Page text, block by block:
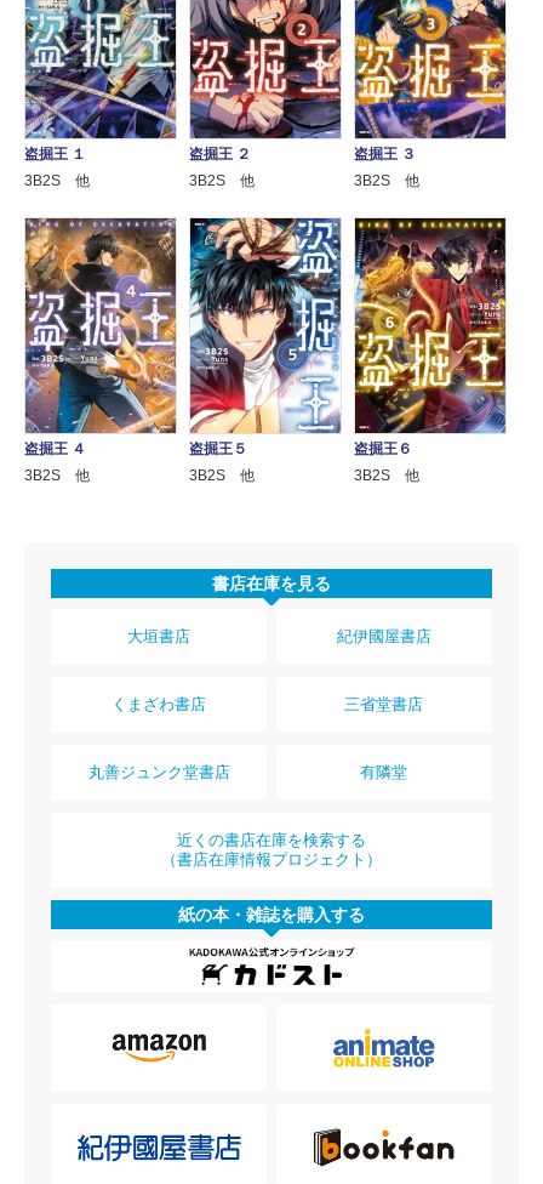
盗掘王 １
3B2S 他
盗掘王 ２
3B2S 他
盗掘王 ３
3B2S 他
盗掘王 ４
3B2S 他
盗掘王５
3B2S 他
盗掘王６
3B2S 他
書店在庫を見る
大垣書店 紀伊國屋書店
くまざわ書店 三省堂書店
丸善ジュンク堂書店 有隣堂
近くの書店在庫を検索する
（書店在庫情報プロジェクト）
紙の本・雑誌を購入する